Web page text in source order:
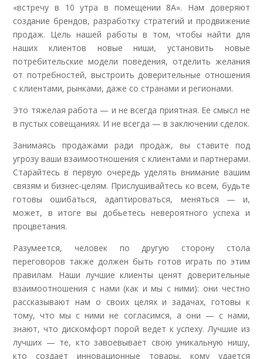
«встречу в 10 утра в помещении 8A». Нам доверяют
создание брендов, разработку стратегий и продвижение
продаж. Цель нашей работы в том, чтобы найти для
наших клиентов новые ниши, установить новые
потребительские модели поведения, отделить желания
от потребностей, выстроить доверительные отношения
с клиентами, рынками, даже со странами и регионами.
Это тяжелая работа — и не всегда приятная. Ее смысл не
в пустых совещаниях. И не всегда — в заключении сделок.
Занимаясь продажами ради продаж, вы ставите под
угрозу ваши взаимоотношения с клиентами и партнерами.
Старайтесь в первую очередь уделять внимание вашим
связям и бизнес-целям. Прислушивайтесь ко всем, будьте
готовы ошибаться, адаптироваться, меняться — и,
может, в итоге вы добьетесь невероятного успеха и
процветания.
Разумеется, человек по другую сторону стола
переговоров также должен быть готов играть по этим
правилам. Наши лучшие клиенты ценят доверительные
взаимоотношения с нами (как и мы с ними): они честно
рассказывают нам о своих целях и задачах, готовы к
тому, что мы с ними не согласимся, а они — с нами,
знают, что дискомфорт порой ведет к успеху. Лучшие из
лучших — те, кто завоевывает свою уникальную нишу,
кто создает инновационные товары, кому удается